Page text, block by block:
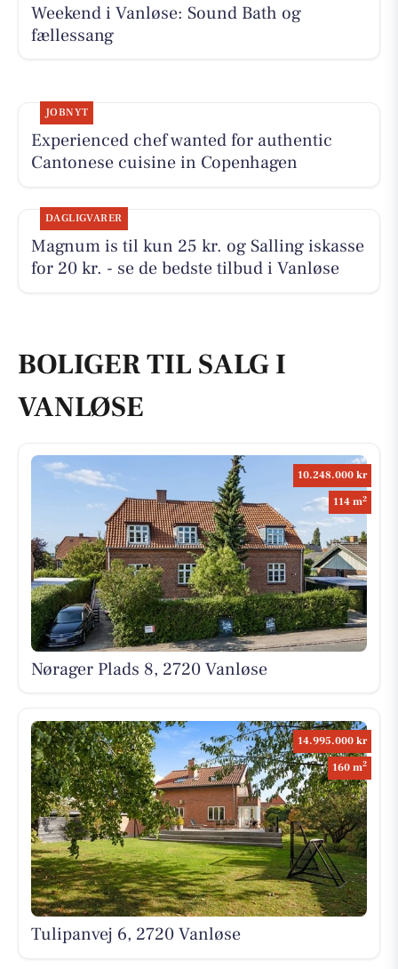
Weekend i Vanløse: Sound Bath og
fællessang
JOBNYT
Experienced chef wanted for authentic
Cantonese cuisine in Copenhagen
DAGLIGVARER
Magnum is til kun 25 kr. og Salling iskasse
for 20 kr. - se de bedste tilbud i Vanløse
BOLIGER TIL SALG I
VANLØSE
10.248.000 kr
114 m2
Nørager Plads 8, 2720 Vanløse
14.995.000 kr
160 m2
Tulipanvej 6, 2720 Vanløse